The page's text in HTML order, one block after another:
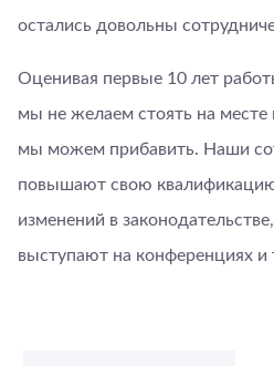
остались довольны
Оценивая первые 10 лет
мы не желаем стоять на
мы можем прибавить. Наши
повышают свою
изменений в
выступают на конференциях и